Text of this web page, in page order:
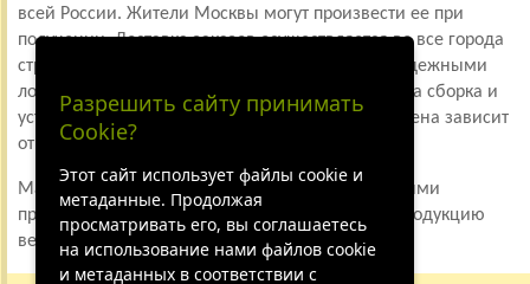
всей России. Жители Москвы могут произвести ее при
получении. Доставка заказов осуществляется во все города
страны, мы работаем с самыми крупными и надежными
логистическими центрами. Также предусмотрена сборка и
установка сантехники нашими сотрудниками. Цена зависит
от сложности задачи.
Магазин работает исключительно с проверенными
производителями. Здесь вы можете заказать продукцию
ведущих брендов страны и Европы.
Разрешить сайту принимать
Cookie?
Этот сайт использует файлы cookie и
метаданные. Продолжая
просматривать его, вы соглашаетесь
на использование нами файлов cookie
и метаданных в соответствии с